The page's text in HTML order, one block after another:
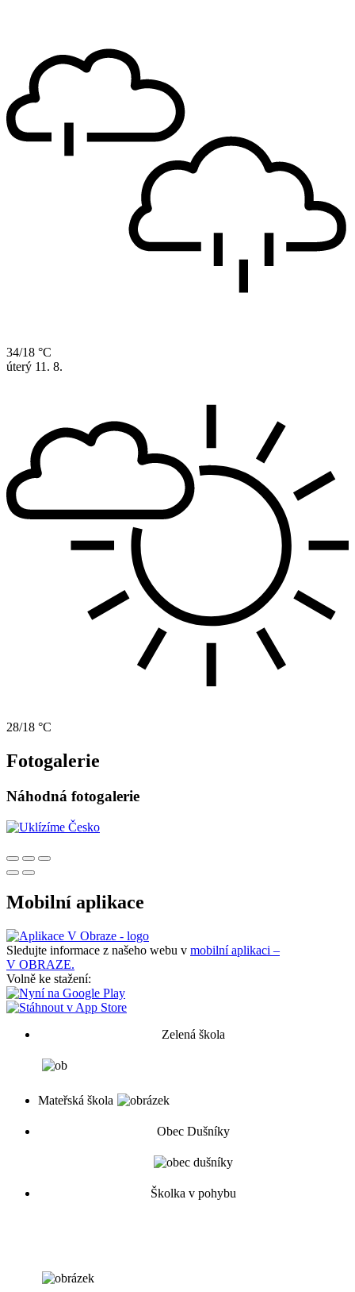
34/18 °C
úterý 11. 8.
28/18 °C
Fotogalerie
Náhodná fotogalerie
Mobilní aplikace
Sledujte informace z našeho webu v mobilní aplikaci –
V OBRAZE.
Volně ke stažení:
Zelená škola
Mateřská škola
Obec Dušníky
Školka v pohybu